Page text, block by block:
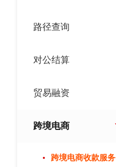
路径查询
对公结算
贸易融资
跨境电商
跨境电商收款服务